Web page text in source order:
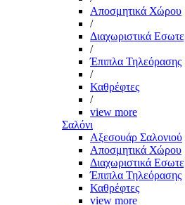
Αποσμητικά Χώρου
/
Διαχωριστικά
/
Έπιπλα Τηλεόρασης
/
Καθρέφτες
/
view more
Σαλόνι
Αξεσουάρ Σαλονιού
Αποσμητικά Χώρου
Διαχωριστικά
Έπιπλα Τηλεόρασης
Καθρέφτες
view more